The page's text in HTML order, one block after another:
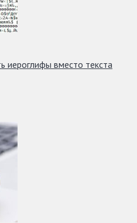
иероглифы вместо текста